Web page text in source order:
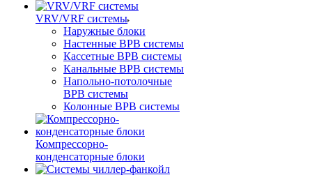
VRV/VRF системы
Наружные блоки
Настенные ВРВ системы
Кассетные ВРВ системы
Канальные ВРВ системы
Напольно-потолочные
ВРВ системы
Колонные ВРВ системы
Компрессорно-
конденсаторные блоки